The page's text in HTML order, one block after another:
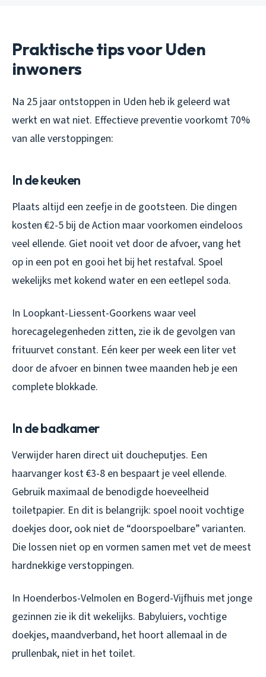
Praktische tips voor Uden
inwoners
Na 25 jaar ontstoppen in Uden heb ik geleerd wat
werkt en wat niet. Effectieve preventie voorkomt 70%
van alle verstoppingen:
In de keuken
Plaats altijd een zeefje in de gootsteen. Die dingen
kosten €2-5 bij de Action maar voorkomen eindeloos
veel ellende. Giet nooit vet door de afvoer, vang het
op in een pot en gooi het bij het restafval. Spoel
wekelijks met kokend water en een eetlepel soda.
In Loopkant-Liessent-Goorkens waar veel
horecagelegenheden zitten, zie ik de gevolgen van
frituurvet constant. Eén keer per week een liter vet
door de afvoer en binnen twee maanden heb je een
complete blokkade.
In de badkamer
Verwijder haren direct uit doucheputjes. Een
haarvanger kost €3-8 en bespaart je veel ellende.
Gebruik maximaal de benodigde hoeveelheid
toiletpapier. En dit is belangrijk: spoel nooit vochtige
doekjes door, ook niet de “doorspoelbare” varianten.
Die lossen niet op en vormen samen met vet de meest
hardnekkige verstoppingen.
In Hoenderbos-Velmolen en Bogerd-Vijfhuis met jonge
gezinnen zie ik dit wekelijks. Babyluiers, vochtige
doekjes, maandverband, het hoort allemaal in de
prullenbak, niet in het toilet.